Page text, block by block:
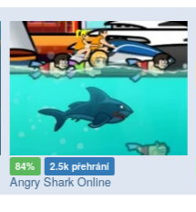
84% 2.5k přehrání
Angry Shark Online